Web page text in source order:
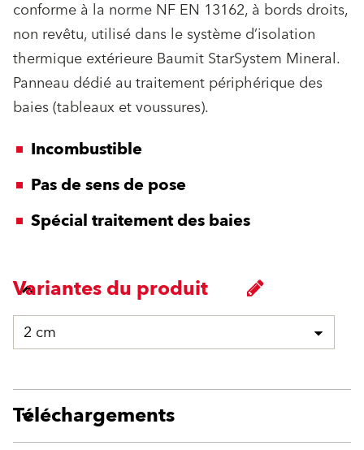
conforme à la norme NF EN 13162, à bords droits,
non revêtu, utilisé dans le système d’isolation
thermique extérieure Baumit StarSystem Mineral.
Panneau dédié au traitement périphérique des
baies (tableaux et voussures).
Incombustible
Pas de sens de pose
Spécial traitement des baies
Variantes du produit
2 cm
Téléchargements